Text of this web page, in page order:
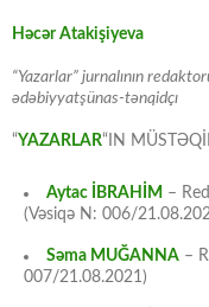
Həcər Atakişiyeva
“Yazarlar” jurnalının
ədəbiyyatşünas-tənqidçı
“YAZARLAR“IN
Aytac İBRAHİM –
(Vəsiqə N: 006/
Səma MUĞANNA –
007/21.08.2021)